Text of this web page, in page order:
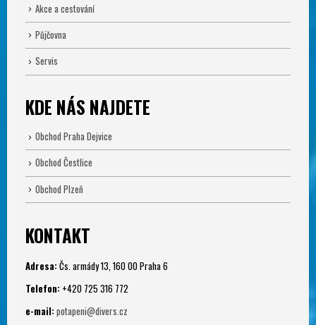
Akce a cestování
Půjčovna
Servis
KDE NÁS NAJDETE
Obchod Praha Dejvice
Obchod Čestlice
Obchod Plzeň
KONTAKT
Adresa: Čs. armády 13, 160 00 Praha 6
Telefon: +420 725 316 772
e-mail: potapeni@divers.cz